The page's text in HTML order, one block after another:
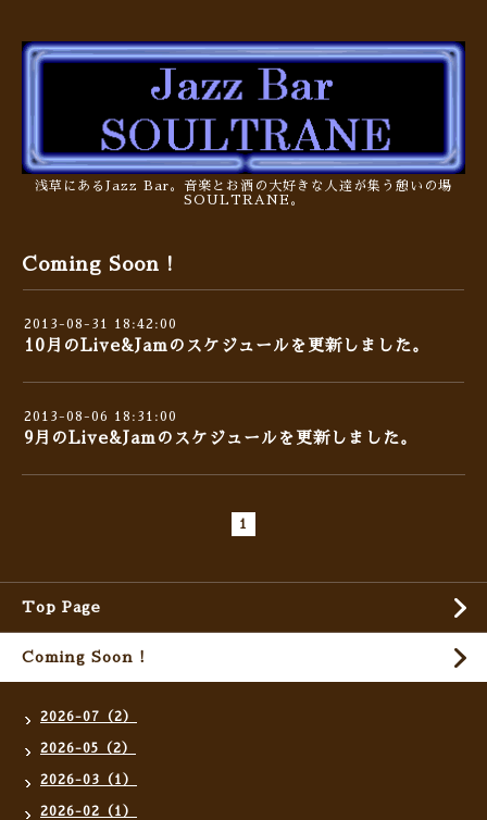
浅草にあるJazz Bar。音楽とお酒の大好きな人達が集う憩いの場
SOULTRANE。
Coming Soon !
2013-08-31 18:42:00
10月のLive&Jamのスケジュールを更新しました。
2013-08-06 18:31:00
9月のLive&Jamのスケジュールを更新しました。
1
Top Page
Coming Soon !
2026-07（2）
2026-05（2）
2026-03（1）
2026-02（1）